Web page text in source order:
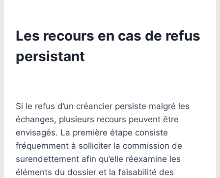
Les recours en cas de refus
persistant
Si le refus d’un créancier persiste malgré les
échanges, plusieurs recours peuvent être
envisagés. La première étape consiste
fréquemment à solliciter la commission de
surendettement afin qu’elle réexamine les
éléments du dossier et la faisabilité des